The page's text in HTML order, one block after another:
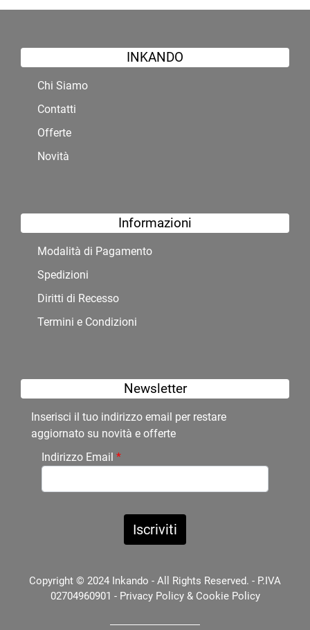
INKANDO
Chi Siamo
Contatti
Offerte
Novità
Informazioni
Modalità di Pagamento
Spedizioni
Diritti di Recesso
Termini e Condizioni
Newsletter
Inserisci il tuo indirizzo email per restare
aggiornato su novità e offerte
Indirizzo Email *
Copyright © 2024 Inkando - All Rights Reserved. - P.IVA
02704960901 - Privacy Policy& Cookie Policy